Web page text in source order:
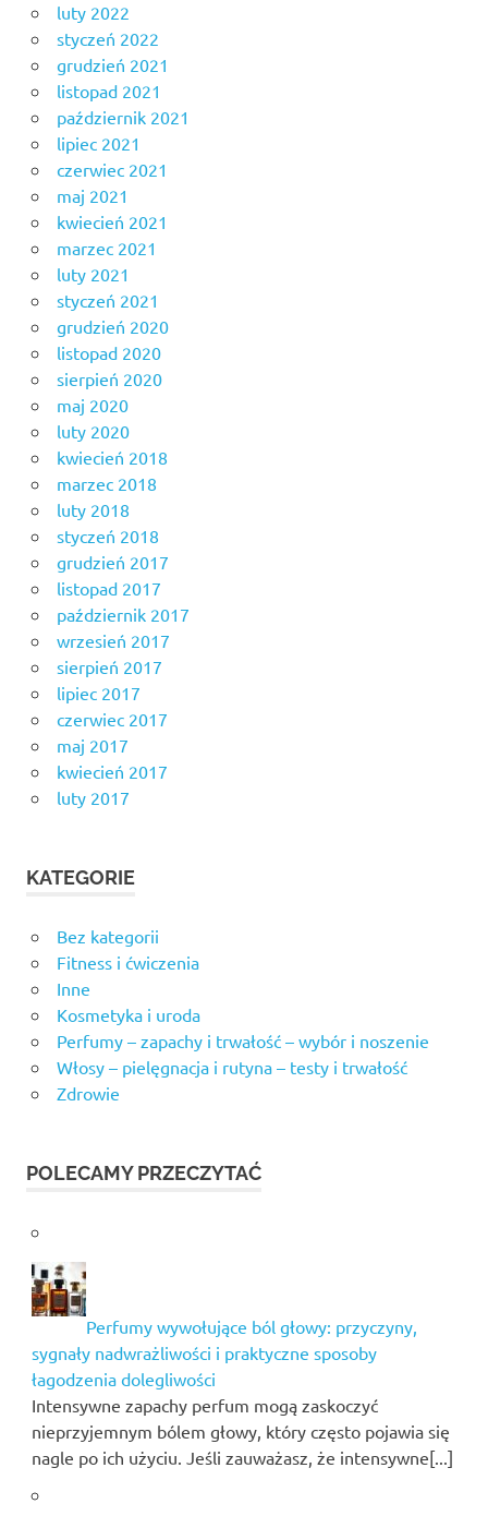
luty 2022
styczeń 2022
grudzień 2021
listopad 2021
październik 2021
lipiec 2021
czerwiec 2021
maj 2021
kwiecień 2021
marzec 2021
luty 2021
styczeń 2021
grudzień 2020
listopad 2020
sierpień 2020
maj 2020
luty 2020
kwiecień 2018
marzec 2018
luty 2018
styczeń 2018
grudzień 2017
listopad 2017
październik 2017
wrzesień 2017
sierpień 2017
lipiec 2017
czerwiec 2017
maj 2017
kwiecień 2017
luty 2017
KATEGORIE
Bez kategorii
Fitness i ćwiczenia
Inne
Kosmetyka i uroda
Perfumy – zapachy i trwałość – wybór i noszenie
Włosy – pielęgnacja i rutyna – testy i trwałość
Zdrowie
POLECAMY PRZECZYTAĆ
Perfumy wywołujące ból głowy: przyczyny,
sygnały nadwrażliwości i praktyczne sposoby
łagodzenia dolegliwości
Intensywne zapachy perfum mogą zaskoczyć
nieprzyjemnym bólem głowy, który często pojawia się
nagle po ich użyciu. Jeśli zauważasz, że intensywne[...]